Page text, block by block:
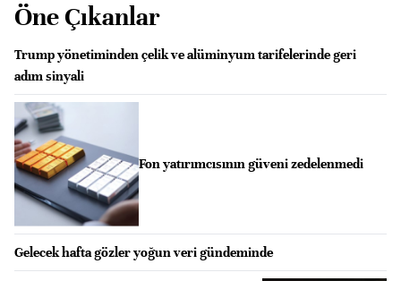
Öne Çıkanlar
Trump yönetiminden çelik ve alüminyum tarifelerinde geri
adım sinyali
Fon yatırımcısının güveni zedelenmedi
Gelecek hafta gözler yoğun veri gündeminde